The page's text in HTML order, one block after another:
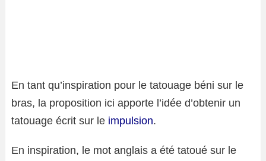
En tant qu’inspiration pour le tatouage béni sur le
bras, la proposition ici apporte l’idée d’obtenir un
tatouage écrit sur le impulsion.
En inspiration, le mot anglais a été tatoué sur le